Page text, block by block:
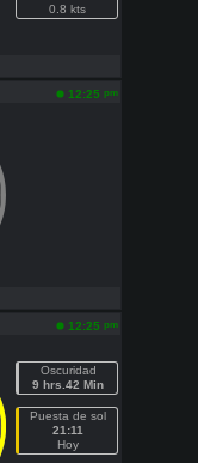
0.8 kts
12:25 pm
12:25 pm
Oscuridad
9 hrs.42 Min
Puesta de sol
21:11
Hoy